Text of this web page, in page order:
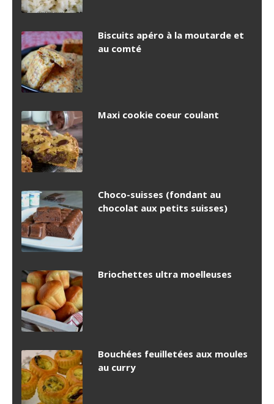
Biscuits apéro à la moutarde et
au comté
Maxi cookie coeur coulant
Choco-suisses (fondant au
chocolat aux petits suisses)
Briochettes ultra moelleuses
Bouchées feuilletées aux moules
au curry